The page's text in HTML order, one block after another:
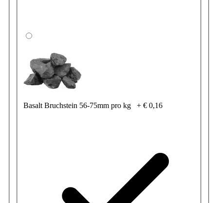
Basalt Bruchstein 56-75mm pro kg + € 0,16